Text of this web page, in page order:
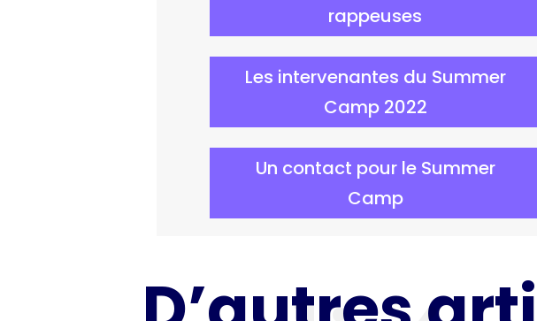
rappeuses
Les intervenantes du Summer
Camp 2022
Un contact pour le Summer
Camp